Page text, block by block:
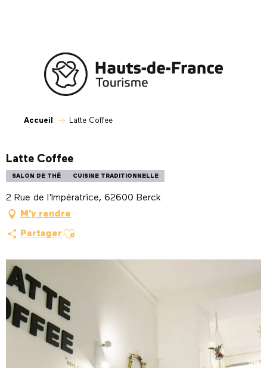
Accueil Latte Coffee
Latte Coffee
SALON DE THÉ CUISINE TRADITIONNELLE
2 Rue de l'Impératrice, 62600 Berck
M'y rendre
Partager Ajouter aux favoris